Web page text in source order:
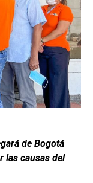
de Bogotá
las causas del